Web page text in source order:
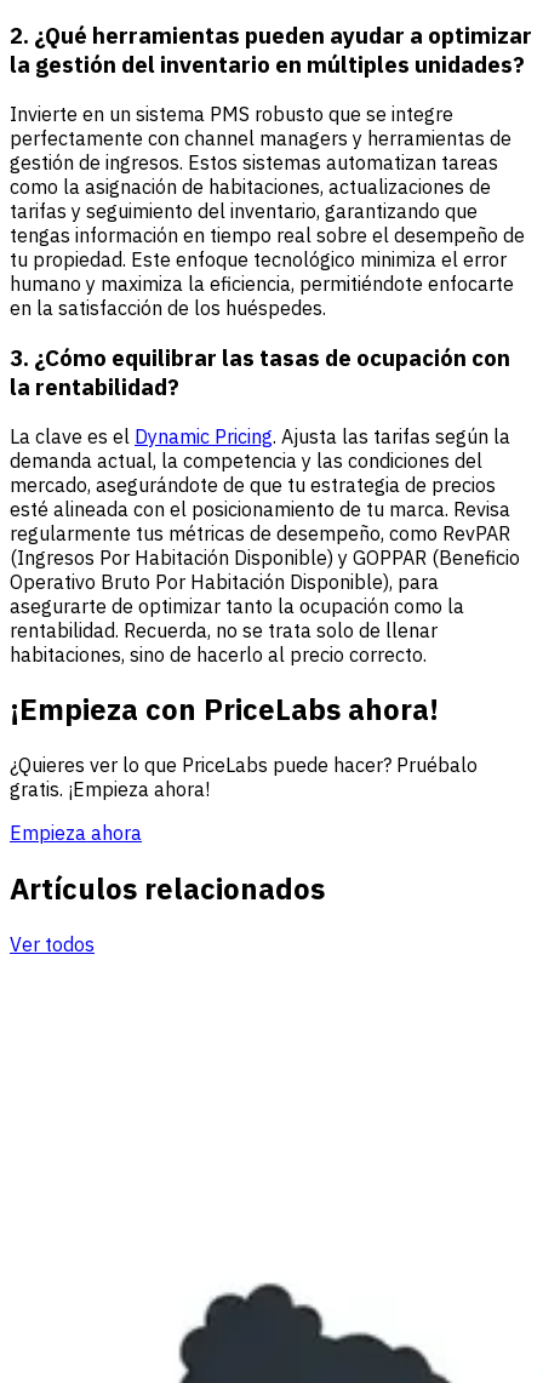
2. ¿Qué herramientas pueden ayudar a optimizar
la gestión del inventario en múltiples unidades?
Invierte en un sistema PMS robusto que se integre
perfectamente con channel managers y herramientas de
gestión de ingresos. Estos sistemas automatizan tareas
como la asignación de habitaciones, actualizaciones de
tarifas y seguimiento del inventario, garantizando que
tengas información en tiempo real sobre el desempeño de
tu propiedad. Este enfoque tecnológico minimiza el error
humano y maximiza la eficiencia, permitiéndote enfocarte
en la satisfacción de los huéspedes.
3. ¿Cómo equilibrar las tasas de ocupación con
la rentabilidad?
La clave es el Dynamic Pricing. Ajusta las tarifas según la
demanda actual, la competencia y las condiciones del
mercado, asegurándote de que tu estrategia de precios
esté alineada con el posicionamiento de tu marca. Revisa
regularmente tus métricas de desempeño, como RevPAR
(Ingresos Por Habitación Disponible) y GOPPAR (Beneficio
Operativo Bruto Por Habitación Disponible), para
asegurarte de optimizar tanto la ocupación como la
rentabilidad. Recuerda, no se trata solo de llenar
habitaciones, sino de hacerlo al precio correcto.
¡Empieza con PriceLabs ahora!
¿Quieres ver lo que PriceLabs puede hacer? Pruébalo
gratis. ¡Empieza ahora!
Empieza ahora
Artículos relacionados
Ver todos